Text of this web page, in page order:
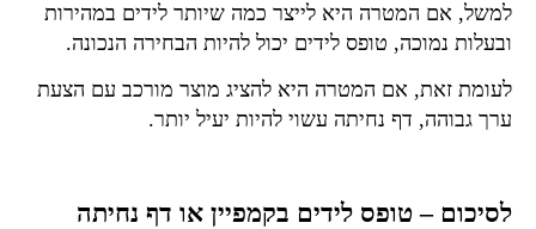
למשל, אם המטרה היא לייצר כמה שיותר לידים במהירות
ובעלות נמוכה, טופס לידים יכול להיות הבחירה הנכונה.
לעומת זאת, אם המטרה היא להציג מוצר מורכב עם הצעת
ערך גבוהה, דף נחיתה עשוי להיות יעיל יותר.
לסיכום – טופס לידים בקמפיין או דף נחיתה